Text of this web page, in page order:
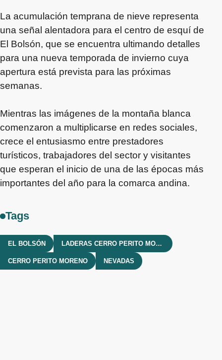
La acumulación temprana de nieve representa
una señal alentadora para el centro de esquí de
El Bolsón, que se encuentra ultimando detalles
para una nueva temporada de invierno cuya
apertura está prevista para las próximas
semanas.
Mientras las imágenes de la montaña blanca
comenzaron a multiplicarse en redes sociales,
crece el entusiasmo entre prestadores
turísticos, trabajadores del sector y visitantes
que esperan el inicio de una de las épocas más
importantes del año para la comarca andina.
Tags
EL BOLSÓN LADERAS CERRO PERITO MORENO
CERRO PERITO MORENO NEVADAS